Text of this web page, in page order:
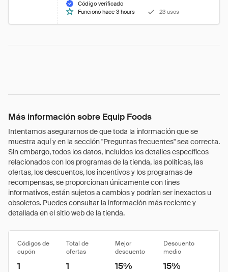
Código verificado
Funcionó hace 3 hours
23 usos
Más información sobre Equip Foods
Intentamos asegurarnos de que toda la información que se
muestra aquí y en la sección "Preguntas frecuentes" sea correcta.
Sin embargo, todos los datos, incluidos los detalles específicos
relacionados con los programas de la tienda, las políticas, las
ofertas, los descuentos, los incentivos y los programas de
recompensas, se proporcionan únicamente con fines
informativos, están sujetos a cambios y podrían ser inexactos u
obsoletos. Puedes consultar la información más reciente y
detallada en el sitio web de la tienda.
Códigos de
cupón
Total de
ofertas
Mejor
descuento
Descuento
medio
1 1 15% 15%